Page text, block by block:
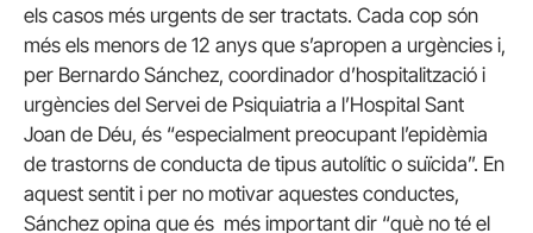
els casos més urgents de ser tractats. Cada cop són
més els menors de 12 anys que s’apropen a urgències i,
per Bernardo Sánchez, coordinador d’hospitalització i
urgències del Servei de Psiquiatria a l’Hospital Sant
Joan de Déu, és “especialment preocupant l’epidèmia
de trastorns de conducta de tipus autolític o suïcida”. En
aquest sentit i per no motivar aquestes conductes,
Sánchez opina que és més important dir “què no té el